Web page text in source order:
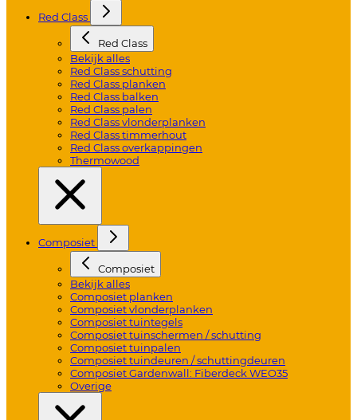
Red Class
Red Class
Bekijk alles
Red Class schutting
Red Class planken
Red Class balken
Red Class palen
Red Class vlonderplanken
Red Class timmerhout
Red Class overkappingen
Thermowood
Composiet
Composiet
Bekijk alles
Composiet planken
Composiet vlonderplanken
Composiet tuintegels
Composiet tuinschermen / schutting
Composiet tuinpalen
Composiet tuindeuren / schuttingdeuren
Composiet Gardenwall: Fiberdeck WEO35
Overige